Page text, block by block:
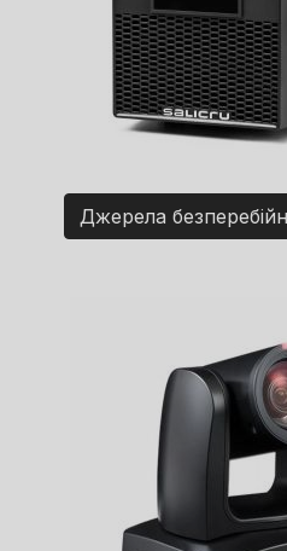
Джерела